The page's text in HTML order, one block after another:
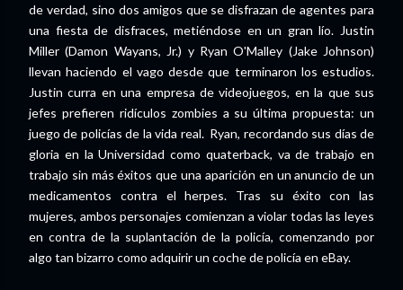
de verdad, sino dos amigos que se disfrazan de agentes para
una fiesta de disfraces, metiéndose en un gran lío. Justin
Miller (Damon Wayans, Jr.) y Ryan O'Malley (Jake Johnson)
llevan haciendo el vago desde que terminaron los estudios.
Justin curra en una empresa de videojuegos, en la que sus
jefes prefieren ridículos zombies a su última propuesta: un
juego de policías de la vida real. Ryan, recordando sus días de
gloria en la Universidad como quaterback, va de trabajo en
trabajo sin más éxitos que una aparición en un anuncio de un
medicamentos contra el herpes. Tras su éxito con las
mujeres, ambos personajes comienzan a violar todas las leyes
en contra de la suplantación de la policía, comenzando por
algo tan bizarro como adquirir un coche de policía en eBay.